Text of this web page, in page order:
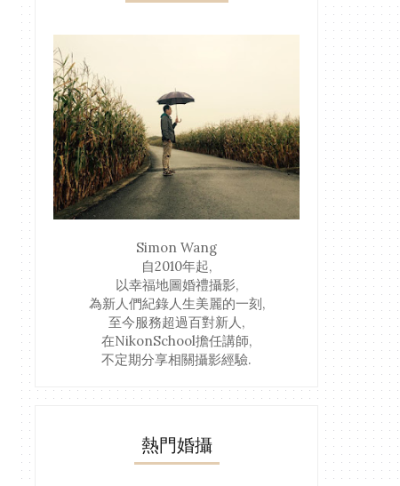
Simon Wang
自2010年起,
以幸福地圖婚禮攝影,
為新人們紀錄人生美麗的一刻,
至今服務超過百對新人,
在NikonSchool擔任講師,
不定期分享相關攝影經驗.
熱門婚攝